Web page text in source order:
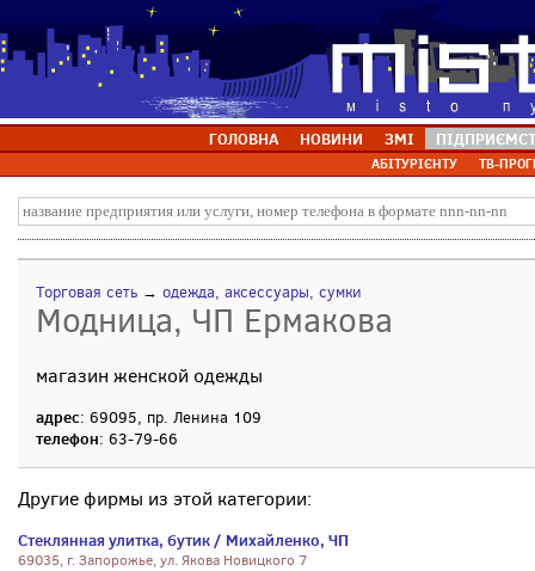
ГОЛОВНА НОВИНИ ЗМІ
АБІТУРІЄНТУ ТВ-
Торговая сеть → одежда, аксессуары, сумки
Модница, ЧП Ермакова
магазин женской одежды
адрес: 69095, пр. Ленина 109
телефон: 63-79-66
Другие фирмы из этой категории:
Стеклянная улитка, бутик / Михайленко, ЧП
69035, г. Запорожье, ул. Якова Новицкого 7